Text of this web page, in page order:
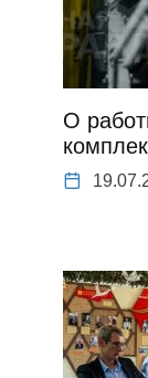
О